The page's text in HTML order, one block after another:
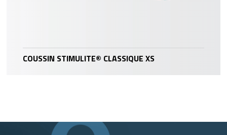
COUSSIN STIMULITE® CLASSIQUE XS